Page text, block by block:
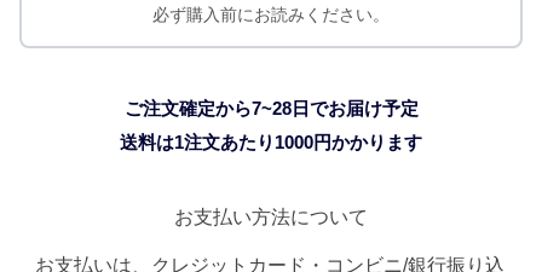
必ず購入前にお読みください。
ご注文確定から7~28日でお届け予定
送料は1注文あたり 1000円かかります
お支払い方法について
お支払いは、クレジットカード・コンビニ/銀行振り込